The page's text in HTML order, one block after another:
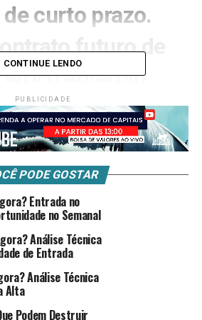
curto prazo.
futuro de
emergiu
instrumentos
da B3,
oportunidades
traders
emswing-
CONTINUE LENDO
PUBLICIDADE
PODE GOSTAR
Entrada no
no Semanal
Análise Técnica
de Entrada
Análise Técnica
Alta
Podem Destruir